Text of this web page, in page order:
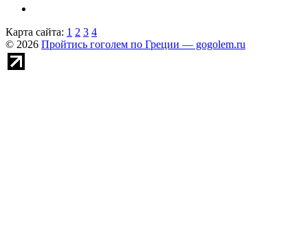
Карта сайта: 1 2 3 4
© 2026 Пройтись гоголем по Греции — gogolem.ru